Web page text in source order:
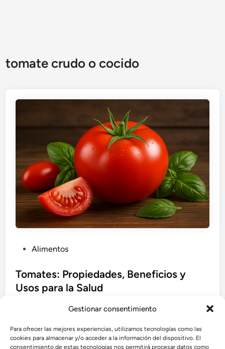
Gestionar consentimiento
Para ofrecer las mejores experiencias, utilizamos tecnologías como las
cookies para almacenar y/o acceder a la información del dispositivo. El
consentimiento de estas tecnologías nos permitirá procesar datos como
tomate crudo o cocido
b
l
d
o
Alimentos
Tomates: Propiedades, Beneficios y
Usos para la Salud
Los tomates no solo son un ingrediente esencial en
poderosa de antioxidantes, vitaminas y minerales. En
este artículo descubrirás cómo el consumo regular de